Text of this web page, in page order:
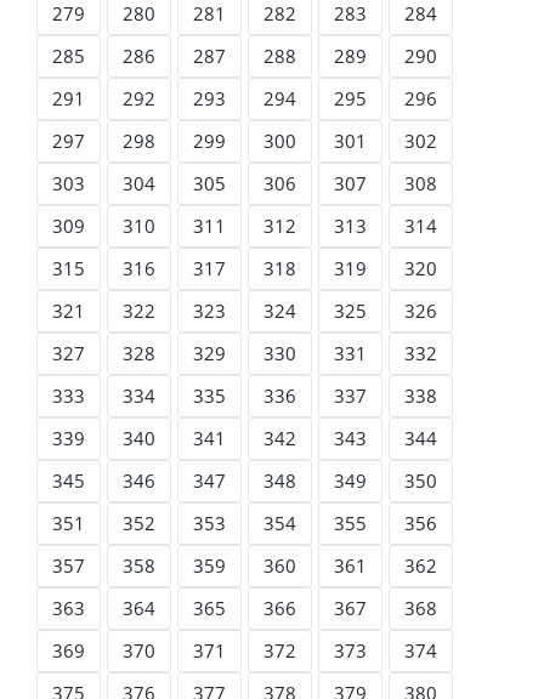
279
280 281 282 283
284
285
286 287 288 289
290
291
292 293 294 295
296
297
298 299 300 301
302
303
304 305 306 307
308
309
310 311 312 313
314
315
316 317 318 319
320
321
322 323 324 325
326
327
328 329 330 331
332
333
334 335 336 337
338
339
340 341 342 343
344
345
346 347 348 349
350
351
352 353 354 355
356
357
358 359 360 361
362
363
364 365 366 367
368
369
370 371 372 373
374
375
376 377 378 379 380